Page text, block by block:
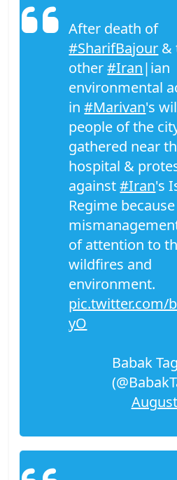
After death of
#SharifBajour &
other#Iran|ian
environmental
in#Marivan's
people of the
gathered near
hospital &
against#Iran's
Regime
of attention to
wildfires and
environment.
pic.twitter.com/
yO
— Babak